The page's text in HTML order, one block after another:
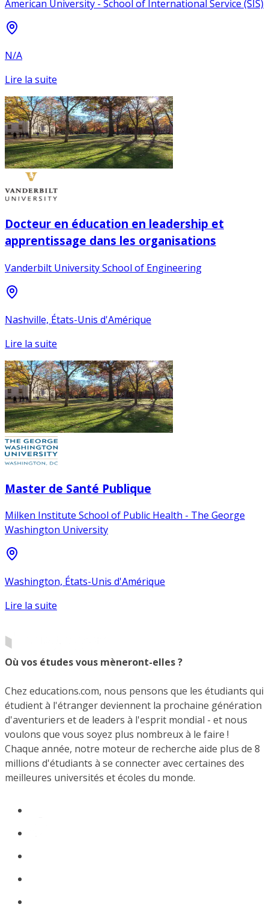
American University - School of International Service (SIS)
N/A
Lire la suite
Docteur en éducation en leadership et
apprentissage dans les organisations
Vanderbilt University School of Engineering
Nashville, États-Unis d'Amérique
Lire la suite
Master de Santé Publique
Milken Institute School of Public Health - The George
Washington University
Washington, États-Unis d'Amérique
Lire la suite
Où vos études vous mèneront-elles ?
Chez educations.com, nous pensons que les étudiants qui
étudient à l'étranger deviennent la prochaine génération
d'aventuriers et de leaders à l'esprit mondial - et nous
voulons que vous soyez plus nombreux à le faire !
Chaque année, notre moteur de recherche aide plus de 8
millions d'étudiants à se connecter avec certaines des
meilleures universités et écoles du monde.